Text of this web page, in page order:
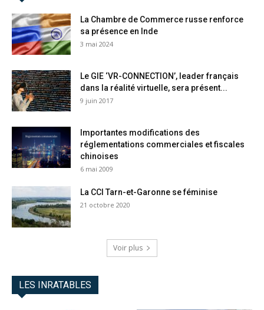
La Chambre de Commerce russe renforce
sa présence en Inde
3 mai 2024
Le GIE ‘VR-CONNECTION’, leader français
dans la réalité virtuelle, sera présent...
9 juin 2017
Importantes modifications des
réglementations commerciales et fiscales
chinoises
6 mai 2009
La CCI Tarn-et-Garonne se féminise
21 octobre 2020
Voir plus
LES INRATABLES